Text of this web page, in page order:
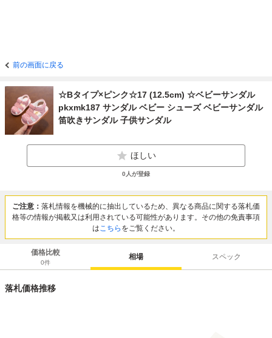
前の画面に戻る
☆Bタイプ×ピンク☆17 (12.5cm) ☆ベビーサンダル
pkxmk187 サンダル ベビー シューズ ベビーサンダル
笛吹きサンダル 子供サンダル
ほしい
0 人が登録
ご注意： 落札情報を機械的に抽出しているため、異なる商品に関する落札価
格等の情報が掲載又は利用されている可能性があります。その他の免責事項
はこちら をご覧ください。
価格比較
0件
相場 スペック
落札価格推移